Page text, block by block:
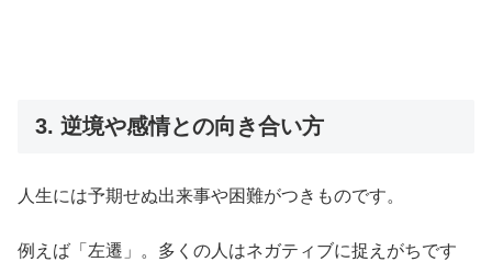
3. 逆境や感情との向き合い方
人生には予期せぬ出来事や困難がつきものです。
例えば「左遷」。多くの人はネガティブに捉えがちです